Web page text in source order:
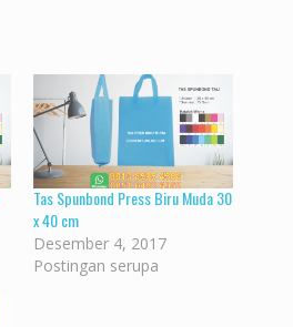
Tas Spunbond Press Biru Muda 30
x 40 cm
Desember 4, 2017
Postingan serupa